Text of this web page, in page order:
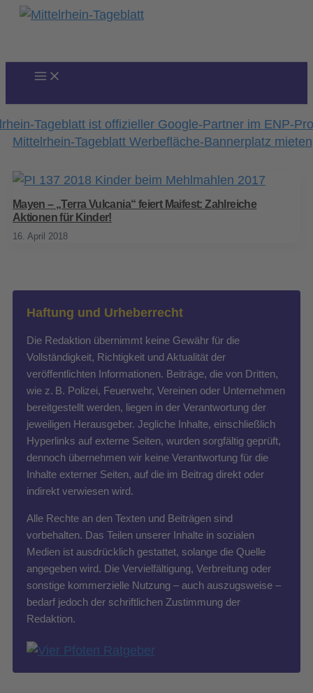
Zum
Mayen – „Terra Vulcania“ feiert Maifest: Zahlreiche
Aktionen für Kinder!
16. April 2018
Haftung und Urheberrecht
Die Redaktion übernimmt keine Gewähr für die
Vollständigkeit, Richtigkeit und Aktualität der
veröffentlichten Informationen. Beiträge, die von Dritten,
wie z. B. Polizei, Feuerwehr, Vereinen oder Unternehmen
bereitgestellt werden, liegen in der Verantwortung der
jeweiligen Herausgeber. Jegliche Inhalte, einschließlich
Hyperlinks auf externe Seiten, wurden sorgfältig geprüft,
dennoch übernehmen wir keine Verantwortung für die
Inhalte externer Seiten, auf die im Beitrag direkt oder
indirekt verwiesen wird.
Alle Rechte an den Texten und Beiträgen sind
vorbehalten. Das Teilen unserer Inhalte in sozialen
Medien ist ausdrücklich gestattet, solange die Quelle
angegeben wird. Die Vervielfältigung, Verbreitung oder
sonstige kommerzielle Nutzung – auch auszugsweise –
bedarf jedoch der schriftlichen Zustimmung der
Redaktion.